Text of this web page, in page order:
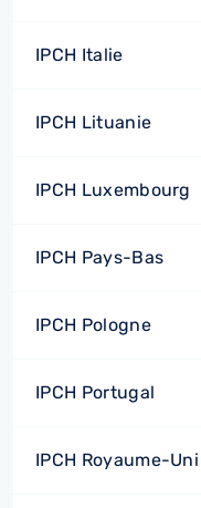
IPCH Italie
IPCH Lituanie
IPCH Luxembourg
IPCH Pays-Bas
IPCH Pologne
IPCH Portugal
IPCH Royaume-Uni